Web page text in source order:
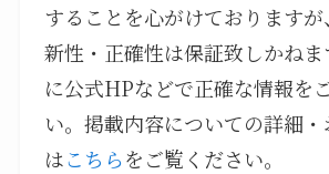
することを心がけております
新性・正確性は保証致しかね
に公式HPなどで正確な情報を
い。掲載内容についての詳細
はこちらをご覧ください。